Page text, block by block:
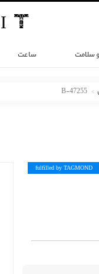
I
سلامت ساعت
47255-B
fulfilled by TAGMOND